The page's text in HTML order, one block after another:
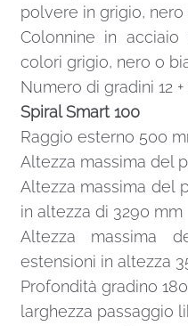
polvere in grigio, nero
Colonnine in
colori grigio, nero o
Numero di gradini 12
Spiral Smart 100
Raggio esterno 500
Altezza massima del
Altezza massima del
in altezza di 3290 mm
Altezza massima
estensioni in altezza
Profondità gradino
larghezza passaggio